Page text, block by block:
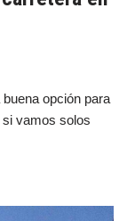
opción para
si vamos solos